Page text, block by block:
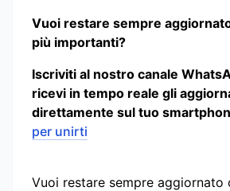
Vuoi restare sempre
più importanti?
Iscriviti al nostro canale
ricevi in tempo reale gli
direttamente sul tuo
per unirti
Vuoi restare sempre aggiornato